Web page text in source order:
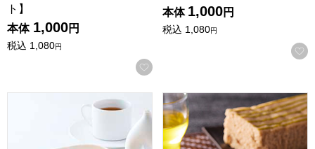
ト】
本体 1,000円
税込 1,080円
お気に入りに登録する
本体 1,000円
税込 1,080円
東京風月堂 パピヨットS(16本入)[PS]【年間ギフト】
小男鹿本舗 冨士屋 小男鹿 半